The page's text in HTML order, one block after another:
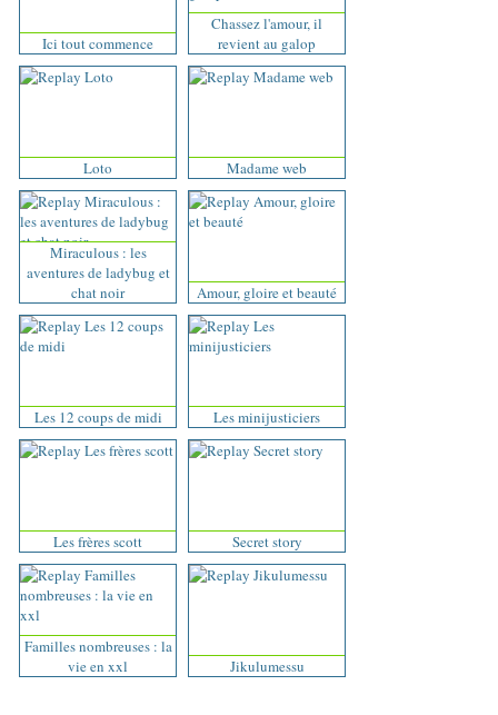
Ici tout commence
Chassez l'amour, il
revient au galop
Loto Madame web
Miraculous : les
aventures de ladybug et
chat noir
Amour, gloire et beauté
Les 12 coups de midi Les minijusticiers
Les frères scott Secret story
Familles nombreuses : la
vie en xxl
Jikulumessu